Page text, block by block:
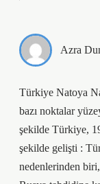
Azra
Türkiye Natoya
bazı noktalar
şekilde Türkiye,
şekilde gelişti :
nedenlerinden